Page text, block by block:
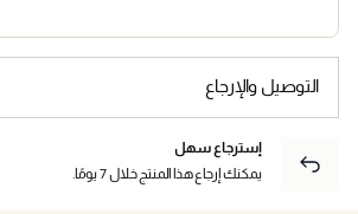
التوصيل والإرجاع
إسترجاع سهل
يمكنك إرجاع هذا المنتج خلال 7 يومًا.